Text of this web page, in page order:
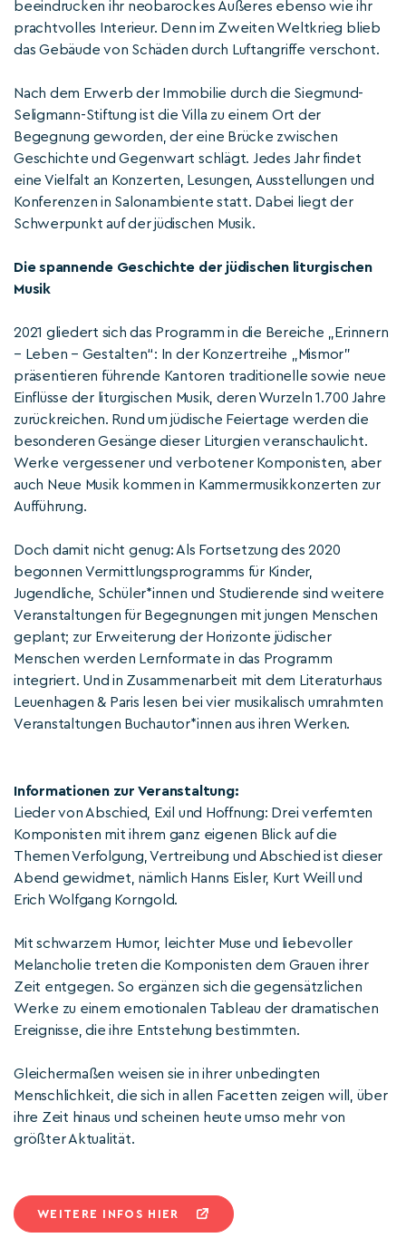
beeindrucken ihr neobarockes Äußeres ebenso wie ihr
prachtvolles Interieur. Denn im Zweiten Weltkrieg blieb
das Gebäude von Schäden durch Luftangriffe verschont.
Nach dem Erwerb der Immobilie durch die Siegmund-
Seligmann-Stiftung ist die Villa zu einem Ort der
Begegnung geworden, der eine Brücke zwischen
Geschichte und Gegenwart schlägt. Jedes Jahr findet
eine Vielfalt an Konzerten, Lesungen, Ausstellungen und
Konferenzen in Salonambiente statt. Dabei liegt der
Schwerpunkt auf der jüdischen Musik.
Die spannende Geschichte der jüdischen liturgischen
Musik
2021 gliedert sich das Programm in die Bereiche „Erinnern
– Leben – Gestalten“: In der Konzertreihe „Mismor”
präsentieren führende Kantoren traditionelle sowie neue
Einflüsse der liturgischen Musik, deren Wurzeln 1.700 Jahre
zurückreichen. Rund um jüdische Feiertage werden die
besonderen Gesänge dieser Liturgien veranschaulicht.
Werke vergessener und verbotener Komponisten, aber
auch Neue Musik kommen in Kammermusikkonzerten zur
Aufführung.
Doch damit nicht genug: Als Fortsetzung des 2020
begonnen Vermittlungsprogramms für Kinder,
Jugendliche, Schüler*innen und Studierende sind weitere
Veranstaltungen für Begegnungen mit jungen Menschen
geplant; zur Erweiterung der Horizonte jüdischer
Menschen werden Lernformate in das Programm
integriert. Und in Zusammenarbeit mit dem Literaturhaus
Leuenhagen & Paris lesen bei vier musikalisch umrahmten
Veranstaltungen Buchautor*innen aus ihren Werken.
Informationen zur Veranstaltung:
Lieder von Abschied, Exil und Hoffnung: Drei verfemten
Komponisten mit ihrem ganz eigenen Blick auf die
Themen Verfolgung, Vertreibung und Abschied ist dieser
Abend gewidmet, nämlich Hanns Eisler, Kurt Weill und
Erich Wolfgang Korngold.
Mit schwarzem Humor, leichter Muse und liebevoller
Melancholie treten die Komponisten dem Grauen ihrer
Zeit entgegen. So ergänzen sich die gegensätzlichen
Werke zu einem emotionalen Tableau der dramatischen
Ereignisse, die ihre Entstehung bestimmten.
Gleichermaßen weisen sie in ihrer unbedingten
Menschlichkeit, die sich in allen Facetten zeigen will, über
ihre Zeit hinaus und scheinen heute umso mehr von
größter Aktualität.
WEITERE INFOS HIER